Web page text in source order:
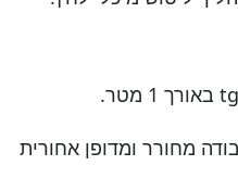
מחורר ומדופן אחורית